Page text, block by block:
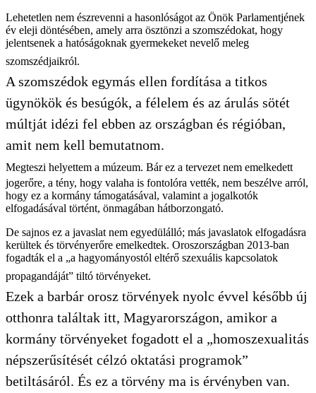
Lehetetlen nem észrevenni a hasonlóságot az Önök Parlamentjének
év eleji döntésében, amely arra ösztönzi a szomszédokat, hogy
jelentsenek a hatóságoknak gyermekeket nevelő meleg
szomszédjaikról.
A szomszédok egymás ellen fordítása a titkos
ügynökök és besúgók, a félelem és az árulás sötét
múltját idézi fel ebben az országban és régióban,
amit nem kell bemutatnom.
Megteszi helyettem a múzeum. Bár ez a tervezet nem emelkedett
jogerőre, a tény, hogy valaha is fontolóra vették, nem beszélve arról,
hogy ez a kormány támogatásával, valamint a jogalkotók
elfogadásával történt, önmagában hátborzongató.
De sajnos ez a javaslat nem egyedülálló; más javaslatok elfogadásra
kerültek és törvényerőre emelkedtek. Oroszországban 2013-ban
fogadták el a „a hagyományostól eltérő szexuális kapcsolatok
propagandáját” tiltó törvényeket.
Ezek a barbár orosz törvények nyolc évvel később új
otthonra találtak itt, Magyarországon, amikor a
kormány törvényeket fogadott el a „homoszexualitás
népszerűsítését célzó oktatási programok”
betiltásáról. És ez a törvény ma is érvényben van.